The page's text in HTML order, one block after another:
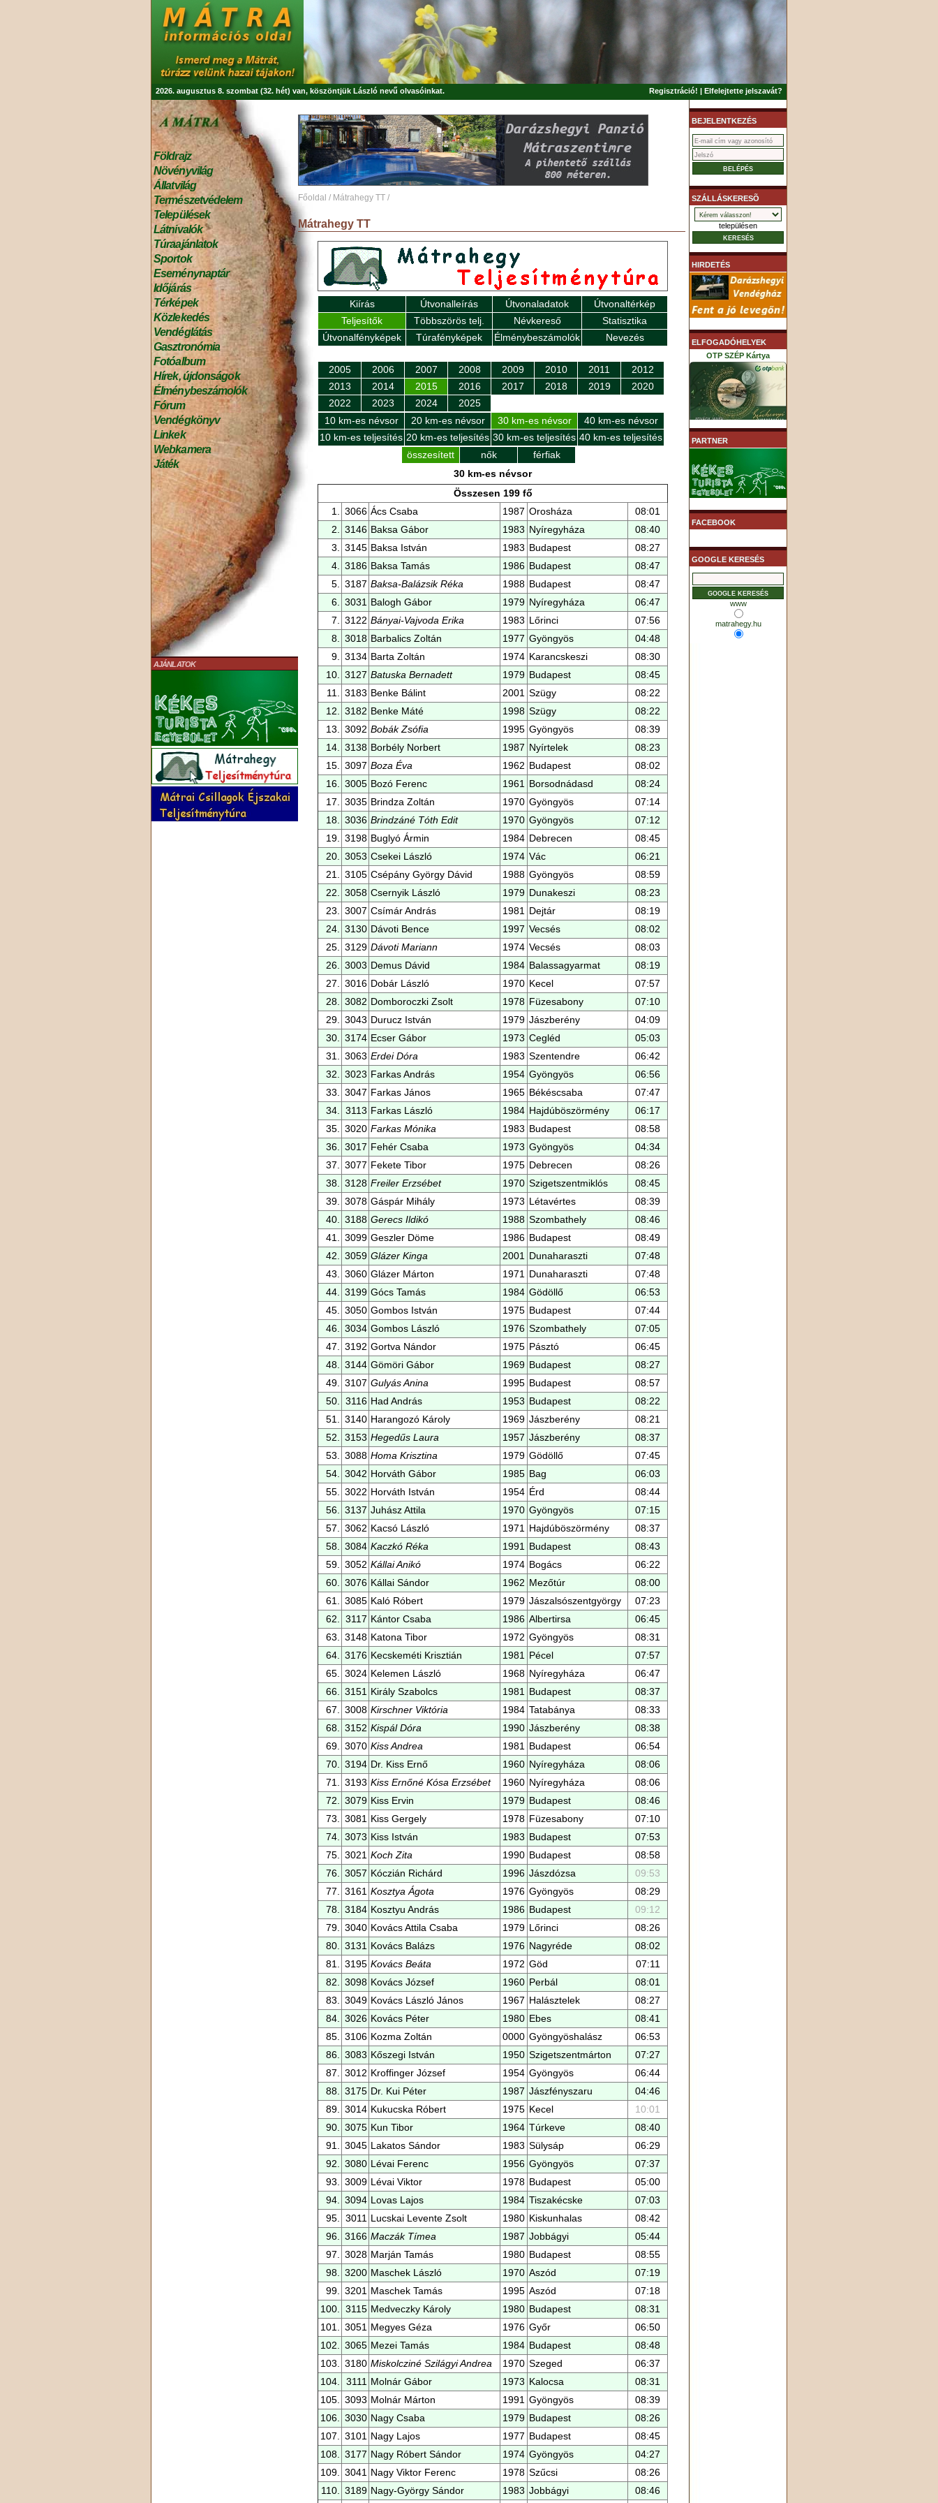
2026. augusztus 8. szombat (32. hét) van, köszöntjük László nevű olvasóinkat. Regisztráció! | Elfelejtette jelszavát?
Földrajz
Növényvilág
Állatvilág
Természetvédelem
Települések
Látnivalók
Túraajánlatok
Sportok
Eseménynaptár
Időjárás
Térképek
Közlekedés
Vendéglátás
Gasztronómia
Fotóalbum
Hírek, újdonságok
Élménybeszámolók
Fórum
Vendégkönyv
Linkek
Webkamera
Játék
AJÁNLATOK
Főoldal / Mátrahegy TT /
Mátrahegy TT
Kiírás Útvonalleírás Útvonaladatok
Útvonaltérkép
Teljesítők
Többszörös telj. Névkereső
Statisztika
Útvonalfényképek
Túrafényképek Élménybeszámolók Nevezés
2005 2006 2007 2008 2009 2010 2011
2012
2013
2014 2015 2016 2017 2018 2019
2020
2022
2023 2024
2025
10 km-es névsor
20 km-es névsor 30 km-es névsor
40 km-es névsor
10 km-es teljesítés 20 km-es teljesítés 30 km-es teljesítés 40 km-es teljesítés
összesített
nők
férfiak
30 km-es névsor
Összesen 199 fő
1.
3066 Ács Csaba 1987 Orosháza
08:01
2.
3146 Baksa Gábor 1983 Nyíregyháza
08:40
3.
3145 Baksa István 1983 Budapest
08:27
4.
3186 Baksa Tamás 1986 Budapest
08:47
5.
3187 Baksa-Balázsik Réka 1988 Budapest
08:47
6.
3031 Balogh Gábor 1979 Nyíregyháza
06:47
7.
3122 Bányai-Vajvoda Erika 1983 Lőrinci
07:56
8.
3018 Barbalics Zoltán 1977 Gyöngyös
04:48
9.
3134 Barta Zoltán 1974 Karancskeszi
08:30
10.
3127 Batuska Bernadett 1979 Budapest
08:45
11.
3183 Benke Bálint 2001 Szügy
08:22
12.
3182 Benke Máté 1998 Szügy
08:22
13.
3092 Bobák Zsófia 1995 Gyöngyös
08:39
14.
3138 Borbély Norbert 1987 Nyírtelek
08:23
15.
3097 Boza Éva 1962 Budapest
08:02
16.
3005 Bozó Ferenc 1961 Borsodnádasd
08:24
17.
3035 Brindza Zoltán 1970 Gyöngyös
07:14
18.
3036 Brindzáné Tóth Edit 1970 Gyöngyös
07:12
19.
3198 Buglyó Ármin 1984 Debrecen
08:45
20.
3053 Csekei László 1974 Vác
06:21
21.
3105 Csépány György Dávid 1988 Gyöngyös
08:59
22.
3058 Csernyik László 1979 Dunakeszi
08:23
23.
3007 Csímár András 1981 Dejtár
08:19
24.
3130 Dávoti Bence 1997 Vecsés
08:02
25.
3129 Dávoti Mariann 1974 Vecsés
08:03
26.
3003 Demus Dávid 1984 Balassagyarmat
08:19
27.
3016 Dobár László 1970 Kecel
07:57
28.
3082 Domboroczki Zsolt 1978 Füzesabony
07:10
29.
3043 Durucz István 1979 Jászberény
04:09
30.
3174 Ecser Gábor 1973 Cegléd
05:03
31.
3063 Erdei Dóra 1983 Szentendre
06:42
32.
3023 Farkas András 1954 Gyöngyös
06:56
33.
3047 Farkas János 1965 Békéscsaba
07:47
34.
3113 Farkas László 1984 Hajdúböszörmény
06:17
35.
3020 Farkas Mónika 1983 Budapest
08:58
36.
3017 Fehér Csaba 1973 Gyöngyös
04:34
37.
3077 Fekete Tibor 1975 Debrecen
08:26
38.
3128 Freiler Erzsébet 1970 Szigetszentmiklós
08:45
39.
3078 Gáspár Mihály 1973 Létavértes
08:39
40.
3188 Gerecs Ildikó 1988 Szombathely
08:46
41.
3099 Geszler Döme 1986 Budapest
08:49
42.
3059 Glázer Kinga 2001 Dunaharaszti
07:48
43.
3060 Glázer Márton 1971 Dunaharaszti
07:48
44.
3199 Gócs Tamás 1984 Gödöllő
06:53
45.
3050 Gombos István 1975 Budapest
07:44
46.
3034 Gombos László 1976 Szombathely
07:05
47.
3192 Gortva Nándor 1975 Pásztó
06:45
48.
3144 Gömöri Gábor 1969 Budapest
08:27
49.
3107 Gulyás Anina 1995 Budapest
08:57
50.
3116 Had András 1953 Budapest
08:22
51.
3140 Harangozó Károly 1969 Jászberény
08:21
52.
3153 Hegedűs Laura 1957 Jászberény
08:37
53.
3088 Homa Krisztina 1979 Gödöllő
07:45
54.
3042 Horváth Gábor 1985 Bag
06:03
55.
3022 Horváth István 1954 Érd
08:44
56.
3137 Juhász Attila 1970 Gyöngyös
07:15
57.
3062 Kacsó László 1971 Hajdúböszörmény
08:37
58.
3084 Kaczkó Réka 1991 Budapest
08:43
59.
3052 Kállai Anikó 1974 Bogács
06:22
60.
3076 Kállai Sándor 1962 Mezőtúr
08:00
61.
3085 Kaló Róbert 1979 Jászalsószentgyörgy
07:23
62.
3117 Kántor Csaba 1986 Albertirsa
06:45
63.
3148 Katona Tibor 1972 Gyöngyös
08:31
64.
3176 Kecskeméti Krisztián 1981 Pécel
07:57
65.
3024 Kelemen László 1968 Nyíregyháza
06:47
66.
3151 Király Szabolcs 1981 Budapest
08:37
67.
3008 Kirschner Viktória 1984 Tatabánya
08:33
68.
3152 Kispál Dóra 1990 Jászberény
08:38
69.
3070 Kiss Andrea 1981 Budapest
06:54
70.
3194 Dr. Kiss Ernő 1960 Nyíregyháza
08:06
71.
3193 Kiss Ernőné Kósa Erzsébet 1960 Nyíregyháza
08:06
72.
3079 Kiss Ervin 1979 Budapest
08:46
73.
3081 Kiss Gergely 1978 Füzesabony
07:10
74.
3073 Kiss István 1983 Budapest
07:53
75.
3021 Koch Zita 1990 Budapest
08:58
76.
3057 Kóczián Richárd 1996 Jászdózsa
09:53
77.
3161 Kosztya Ágota 1976 Gyöngyös
08:29
78.
3184 Kosztyu András 1986 Budapest
09:12
79.
3040 Kovács Attila Csaba 1979 Lőrinci
08:26
80.
3131 Kovács Balázs 1976 Nagyréde
08:02
81.
3195 Kovács Beáta 1972 Göd
07:11
82.
3098 Kovács József 1960 Perbál
08:01
83.
3049 Kovács László János 1967 Halásztelek
08:27
84.
3026 Kovács Péter 1980 Ebes
08:41
85.
3106 Kozma Zoltán 0000 Gyöngyöshalász
06:53
86.
3083 Kőszegi István 1950 Szigetszentmárton
07:27
87.
3012 Kroffinger József 1954 Gyöngyös
06:44
88.
3175 Dr. Kui Péter 1987 Jászfényszaru
04:46
89.
3014 Kukucska Róbert 1975 Kecel
10:01
90.
3075 Kun Tibor 1964 Túrkeve
08:40
91.
3045 Lakatos Sándor 1983 Sülysáp
06:29
92.
3080 Lévai Ferenc 1956 Gyöngyös
07:37
93.
3009 Lévai Viktor 1978 Budapest
05:00
94.
3094 Lovas Lajos 1984 Tiszakécske
07:03
95.
3011 Lucskai Levente Zsolt 1980 Kiskunhalas
08:42
96.
3166 Maczák Tímea 1987 Jobbágyi
05:44
97.
3028 Marján Tamás 1980 Budapest
08:55
98.
3200 Maschek László 1970 Aszód
07:19
99.
3201 Maschek Tamás 1995 Aszód
07:18
100.
3115 Medveczky Károly 1980 Budapest
08:31
101.
3051 Megyes Géza 1976 Győr
06:50
102.
3065 Mezei Tamás 1984 Budapest
08:48
103.
3180 Miskolcziné Szilágyi Andrea 1970 Szeged
06:37
104.
3111 Molnár Gábor 1973 Kalocsa
08:31
105.
3093 Molnár Márton 1991 Gyöngyös
08:39
106.
3030 Nagy Csaba 1979 Budapest
08:26
107.
3101 Nagy Lajos 1977 Budapest
08:45
108.
3177 Nagy Róbert Sándor 1974 Gyöngyös
04:27
109.
3041 Nagy Viktor Ferenc 1978 Szűcsi
08:26
110.
3189 Nagy-György Sándor 1983 Jobbágyi
08:46
BEJELENTKEZÉS
SZÁLLÁSKERESÕ
településen
HIRDETÉS
ELFOGADÓHELYEK
OTP SZÉP Kártya
K&H SZÉP Kártya
PARTNER
FACEBOOK
GOOGLE KERESÉS
www
matrahegy.hu